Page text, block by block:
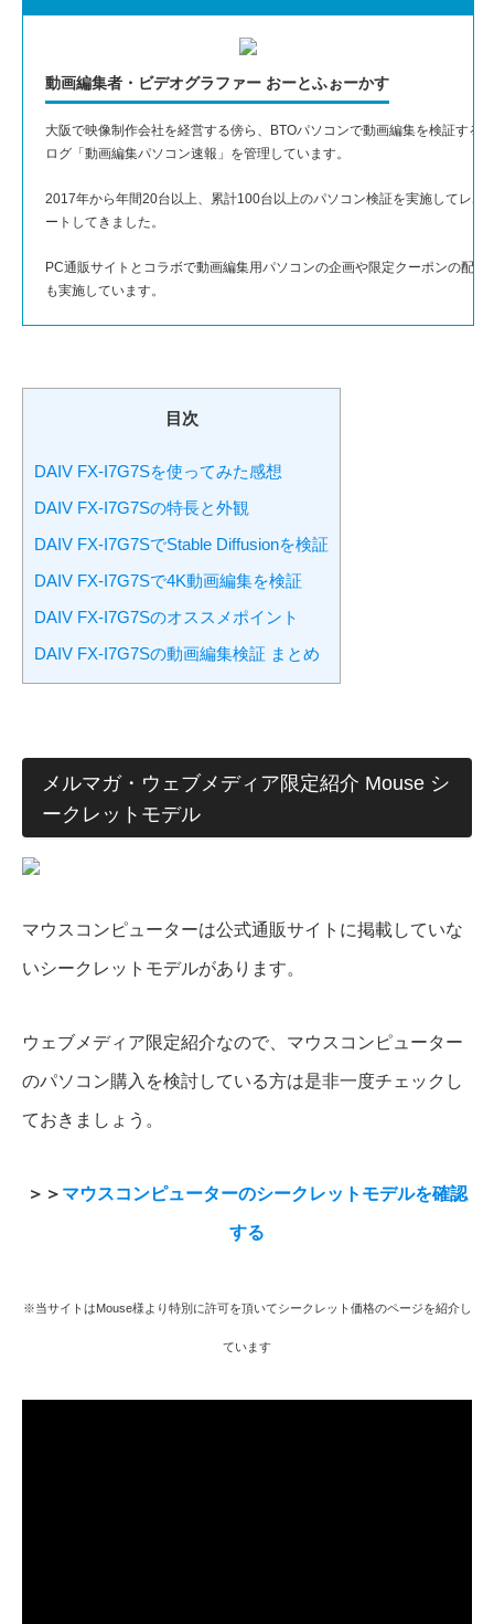
動画編集者・ビデオグラファー おーとふぉーかす
大阪で映像制作会社を経営する傍ら、BTOパソコンで動画編集を検証するブ
ログ「動画編集パソコン速報」を管理しています。
2017年から年間20台以上、累計100台以上のパソコン検証を実施してレポ
ートしてきました。
PC通販サイトとコラボで動画編集用パソコンの企画や限定クーポンの配布
も実施しています。
目次
DAIV FX-I7G7Sを使ってみた感想
DAIV FX-I7G7Sの特長と外観
DAIV FX-I7G7SでStable Diffusionを検証
DAIV FX-I7G7Sで4K動画編集を検証
DAIV FX-I7G7Sのオススメポイント
DAIV FX-I7G7Sの動画編集検証 まとめ
メルマガ・ウェブメディア限定紹介 Mouse シ
ークレットモデル
マウスコンピューターは公式通販サイトに掲載していな
いシークレットモデルがあります。
ウェブメディア限定紹介なので、マウスコンピューター
のパソコン購入を検討している方は是非一度チェックし
ておきましょう。
＞＞ マウスコンピューターのシークレットモデルを確認
する
※当サイトはMouse様より特別に許可を頂いてシークレット価格のページを紹介し
ています